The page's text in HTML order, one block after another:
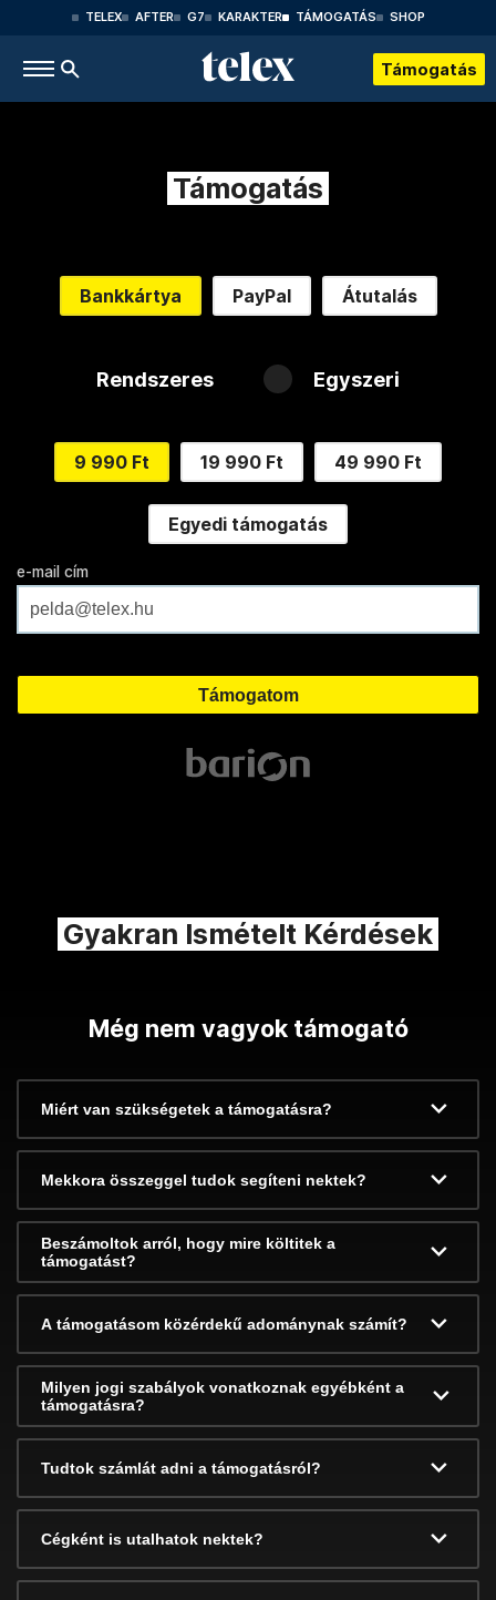
TELEX AFTER G7 KARAKTER TÁMOGATÁS SHOP
Támogatás
Támogatás
Bankkártya PayPal Átutalás
Rendszeres Egyszeri
9 990 Ft 19 990 Ft 49 990 Ft
Egyedi támogatás
e-mail cím
Gyakran Ismételt Kérdések
Még nem vagyok támogató
Miért van szükségetek a támogatásra?
Mekkora összeggel tudok segíteni nektek?
Beszámoltok arról, hogy mire költitek a
támogatást?
A támogatásom közérdekű adománynak számít?
Milyen jogi szabályok vonatkoznak egyébként a
támogatásra?
Tudtok számlát adni a támogatásról?
Cégként is utalhatok nektek?